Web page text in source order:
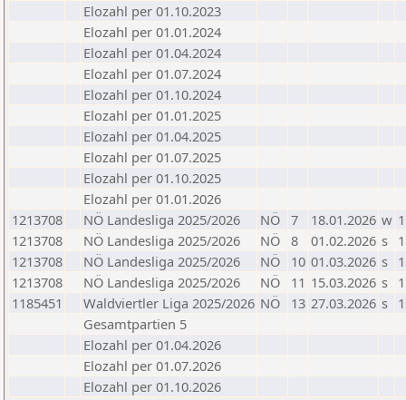
Elozahl per 01.10.2023
Elozahl per 01.01.2024
Elozahl per 01.04.2024
Elozahl per 01.07.2024
Elozahl per 01.10.2024
Elozahl per 01.01.2025
Elozahl per 01.04.2025
Elozahl per 01.07.2025
Elozahl per 01.10.2025
Elozahl per 01.01.2026
1213708
NÖ Landesliga 2025/2026 NÖ 7 18.01.2026 w
1213708
NÖ Landesliga 2025/2026 NÖ 8 01.02.2026 s
1213708
NÖ Landesliga 2025/2026 NÖ 10 01.03.2026 s
1213708
NÖ Landesliga 2025/2026 NÖ 11 15.03.2026 s
1185451
Waldviertler Liga 2025/2026 NÖ 13 27.03.2026 s
Gesamtpartien 5
Elozahl per 01.04.2026
Elozahl per 01.07.2026
Elozahl per 01.10.2026